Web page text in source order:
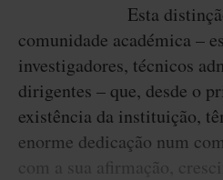
Esta
comunidade académica –
investigadores, técnicos
dirigentes – que, desde o
existência da instituição,
enorme dedicação num
com a sua afirmação,